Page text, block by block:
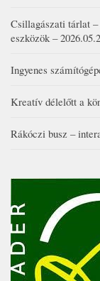
Csillagászati tárlat
eszközök –
Ingyenes
Kreatív délelőtt a
Rákóczi busz –